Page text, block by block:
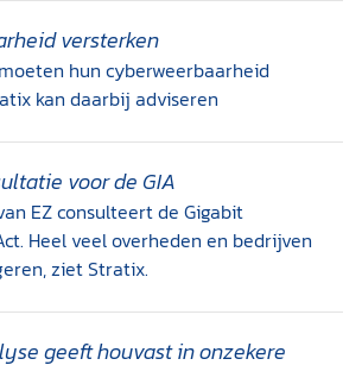
versterken
hun cyberweerbaarheid
kan daarbij adviseren
voor de GIA
EZ consulteert de Gigabit
Heel veel overheden en bedrijven
ziet Stratix.
geeft houvast in onzekere